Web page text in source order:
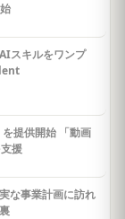
スキルをワンプ
提供開始 「動画
援
な事業計画に訪れ